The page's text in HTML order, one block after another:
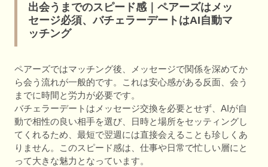
出会うまでのスピード感｜ペアーズはメッ
セージ必須、バチェラーデートはAI自動マ
ッチング
ペアーズではマッチング後、メッセージで関係を深めてか
ら会う流れが一般的です。これは安心感がある反面、会う
までに時間と労力が必要です。
バチェラーデートはメッセージ交換を必要とせず、AIが自
動で相性の良い相手を選び、日時と場所をセッティングし
てくれるため、最短で翌週には直接会えることも珍しくあ
りません。このスピード感は、仕事や日常で忙しい層にと
って大きな魅力となっています。